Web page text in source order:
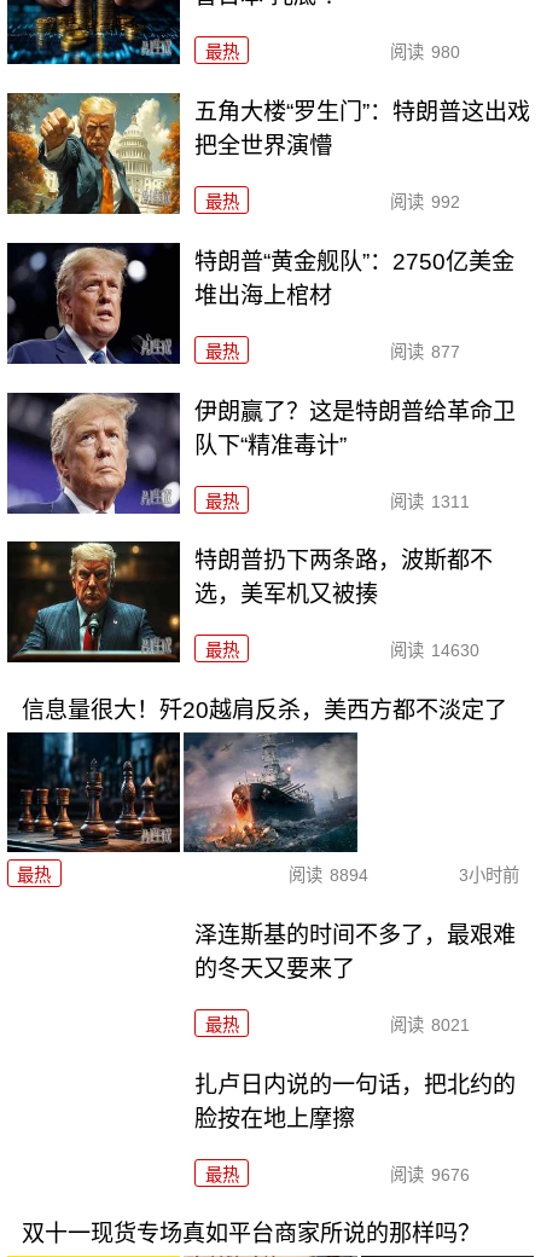
最热 阅读 980
五角大楼“罗生门”：特朗普这出戏
把全世界演懵
最热 阅读 992
特朗普“黄金舰队”：2750亿美金
堆出海上棺材
最热 阅读 877
伊朗赢了？这是特朗普给革命卫
队下“精准毒计”
最热 阅读 1311
特朗普扔下两条路，波斯都不
选，美军机又被揍
最热 阅读 14630
信息量很大！歼20越肩反杀，美西方都不淡定了
最热 阅读 8894 3小时前
泽连斯基的时间不多了，最艰难
的冬天又要来了
最热 阅读 8021
扎卢日内说的一句话，把北约的
脸按在地上摩擦
最热 阅读 9676
双十一现货专场真如平台商家所说的那样吗？